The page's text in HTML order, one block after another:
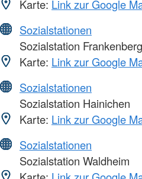
Karte: Link zur Google
Sozialstationen
Sozialstation Frankenberg
Karte: Link zur Google
Sozialstationen
Sozialstation Hainichen
Karte: Link zur Google
Sozialstationen
Sozialstation Waldheim